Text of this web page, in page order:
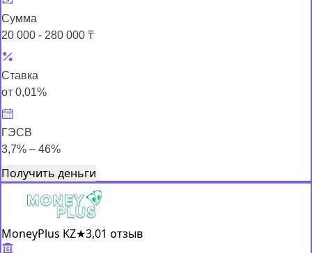
Сумма
20 000 - 280 000 ₸
Ставка
от 0,01%
ГЭСВ
3,7% – 46%
Получить деньги
MoneyPlus KZ★3,01 отзыв